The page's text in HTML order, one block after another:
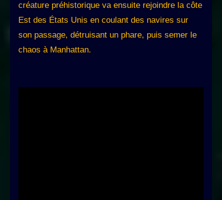
créature préhistorique va ensuite rejoindre la côte
Est des États Unis en coulant des navires sur
son passage, détruisant un phare, puis semer le
chaos à Manhattan.